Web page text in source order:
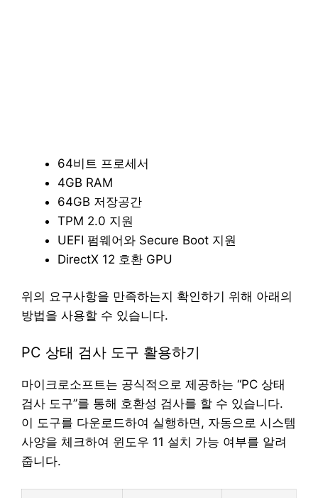
64비트 프로세서
4GB RAM
64GB 저장공간
TPM 2.0 지원
UEFI 펌웨어와 Secure Boot 지원
DirectX 12 호환 GPU
위의 요구사항을 만족하는지 확인하기 위해 아래의
방법을 사용할 수 있습니다.
PC 상태 검사 도구 활용하기
마이크로소프트는 공식적으로 제공하는 “PC 상태
검사 도구”를 통해 호환성 검사를 할 수 있습니다.
이 도구를 다운로드하여 실행하면, 자동으로 시스템
사양을 체크하여 윈도우 11 설치 가능 여부를 알려
줍니다.